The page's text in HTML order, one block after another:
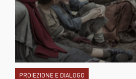
PROIEZIONE E DIALOGO